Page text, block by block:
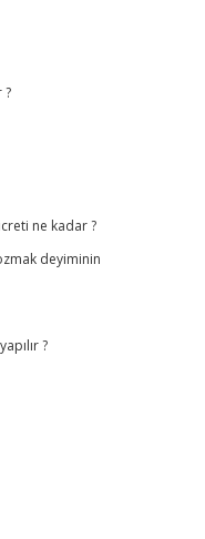
?
ne kadar ?
deyiminin
?